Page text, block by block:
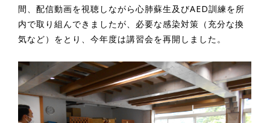
間、配信動画を視聴しながら心肺蘇生及びAED訓練を所
内で取り組んできましたが、必要な感染対策（充分な換
気など）をとり、今年度は講習会を再開しました。